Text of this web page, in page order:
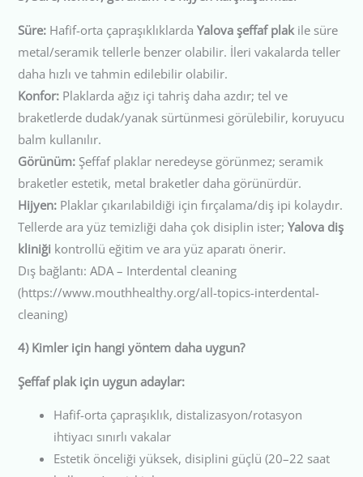
Süre: Hafif-orta çapraşıklıklardaYalova şeffaf plak ile süre
metal/seramik tellerle benzer olabilir. İleri vakalarda teller
daha hızlı ve tahmin edilebilir olabilir.
Konfor: Plaklarda ağız içi tahriş daha azdır; tel ve
braketlerde dudak/yanak sürtünmesi görülebilir, koruyucu
balm kullanılır.
Görünüm: Şeffaf plaklar neredeyse görünmez; seramik
braketler estetik, metal braketler daha görünürdür.
Hijyen: Plaklar çıkarılabildiği için fırçalama/diş ipi kolaydır.
Tellerde ara yüz temizliği daha çok disiplin ister;Yalova diş
kliniği kontrollü eğitim ve ara yüz aparatı önerir.
Dış bağlantı: ADA – Interdental cleaning
(https://www.mouthhealthy.org/all-topics-interdental-
cleaning)
4) Kimler için hangi yöntem daha uygun?
Şeffaf plak için uygun adaylar:
Hafif-orta çapraşıklık, distalizasyon/rotasyon
ihtiyacı sınırlı vakalar
Estetik önceliği yüksek, disiplini güçlü (20–22 saat